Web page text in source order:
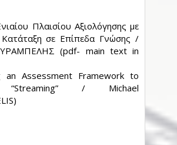
Πλαισίου Αξιολόγησης με
σε Επίπεδα Γνώσης /
(pdf- main text in
an Assessment Framework to
“Streaming” / Michael